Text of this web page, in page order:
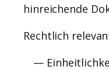
hinreichende
Rechtlich